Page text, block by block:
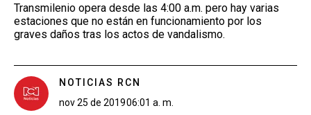
Transmilenio opera desde las 4:00 a.m. pero hay varias
estaciones que no están en funcionamiento por los
graves daños tras los actos de vandalismo.
NOTICIAS RCN
nov 25 de 201906:01 a. m.